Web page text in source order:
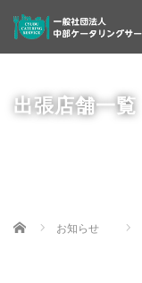
出張店舗一覧
Home お知らせ